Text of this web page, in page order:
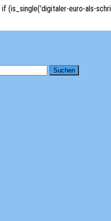
(is_single('digitaler-euro-als-